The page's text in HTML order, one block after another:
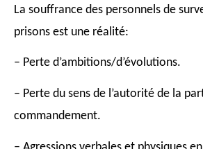
La souffrance des personnels de
prisons est une réalité:
– Perte d’ambitions/d’évolutions.
– Perte du sens de l’autorité de la
commandement.